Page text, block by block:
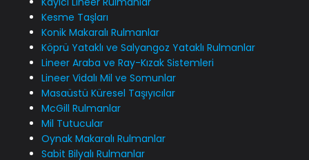
Kesme Taşları
Konik Makaralı Rulmanlar
Köprü Yataklı ve Salyangoz Yataklı Rulmanlar
Lineer Araba ve Ray-Kızak Sistemleri
Lineer Vidalı Mil ve Somunlar
Masaüstü Küresel Taşıyıcılar
McGill Rulmanlar
Mil Tutucular
Oynak Makaralı Rulmanlar
Sabit Bilyalı Rulmanlar